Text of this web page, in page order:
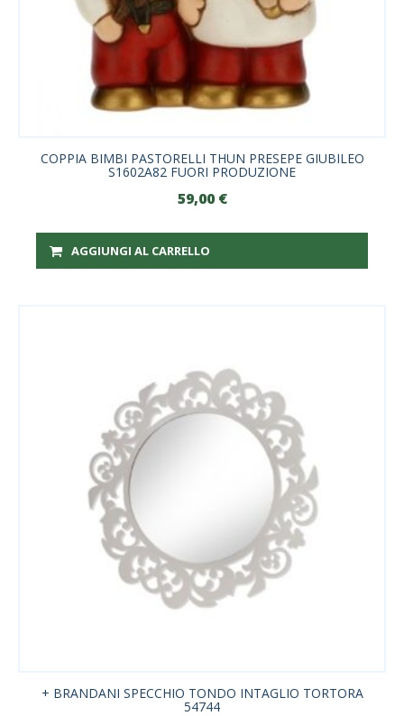
COPPIA BIMBI PASTORELLI THUN PRESEPE GIUBILEO
S1602A82 FUORI PRODUZIONE
59,00 €
AGGIUNGI AL CARRELLO
+ BRANDANI SPECCHIO TONDO INTAGLIO TORTORA
54744